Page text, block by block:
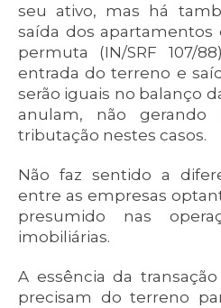
seu ativo, mas há
saída dos apartamentos
permuta (IN/SRF 107/
entrada do terreno e
serão iguais no balanço
anulam, não gerando
tributação nestes casos.
Não faz sentido a
entre as empresas
presumido nas
imobiliárias.
A essência da
precisam do terreno